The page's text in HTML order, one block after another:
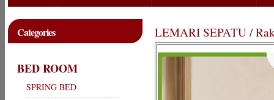
Categories
BED ROOM
SPRING BED
LEMARI SEPATU /